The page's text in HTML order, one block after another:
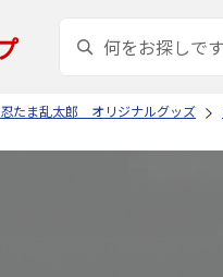
忍たま乱太郎 オリジナルグッズ